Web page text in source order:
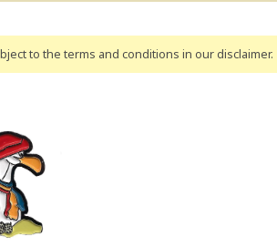
to the terms and conditions in our disclaimer.